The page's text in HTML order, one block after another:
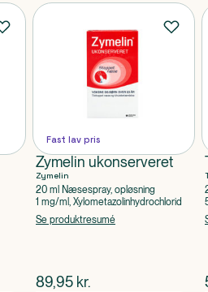
Fast lav pris
Zymelin ukonserveret
Zymelin
20 ml Næsespray, opløsning
1 mg/ml, Xylometazolinhydrochlorid
Se produktresumé
$nuværende pris
89,95 kr.